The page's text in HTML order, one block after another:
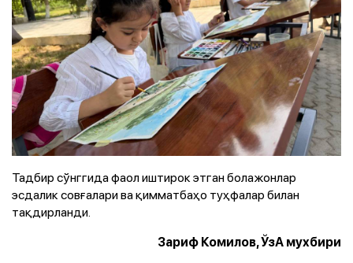
Тадбир сўнггида фаол иштирок этган болажонлар
эсдалик совғалари ва қимматбаҳо туҳфалар билан
тақдирланди.
Зариф Комилов, ЎзА мухбири